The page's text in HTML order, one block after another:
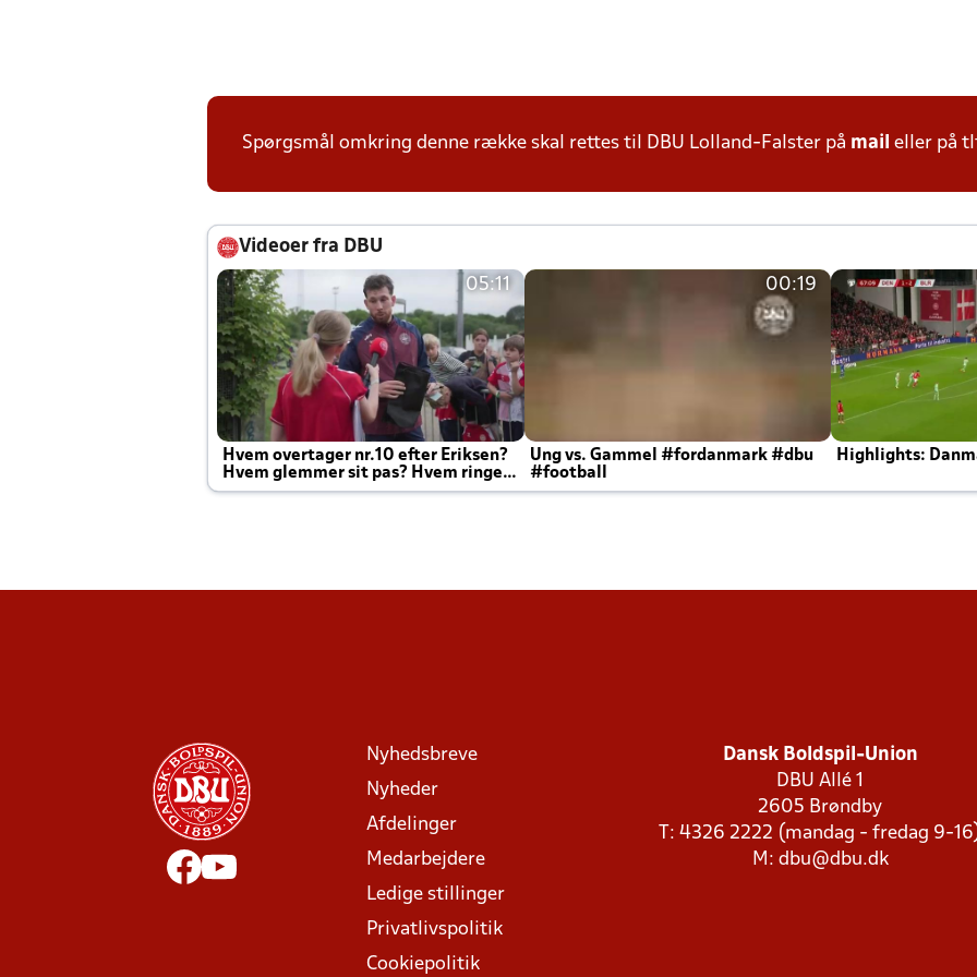
Spørgsmål omkring denne række skal rettes til DBU Lolland-Falster på mail eller på
Videoer fra DBU
05:11
Hvem overtager nr.10 efter Eriksen?
Hvem glemmer sit pas? Hvem ringer
Joachim altid til efter kampe?
00:19
Ung vs. Gammel #fordanmark #dbu
#football
Highlights:
Nyhedsbreve
Nyheder
Afdelinger
Medarbejdere
Ledige stillinger
Privatlivspolitik
Cookiepolitik
Dansk Boldspil-Union
DBU Allé 1
2605 Brøndby
T: 4326 2222 (mandag - fredag 9-
M: dbu@dbu.dk